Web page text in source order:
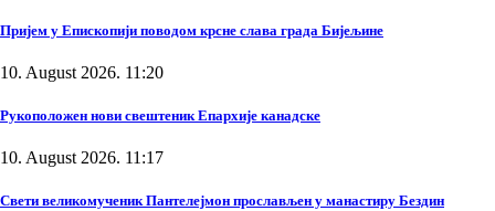
Пријем у Епископији поводом крсне слава града Бијељине
10. August 2026. 11:20
Рукоположен нови свештеник Епархије канадске
10. August 2026. 11:17
Свети великомученик Пантелејмон прослављен у манастиру Бездин